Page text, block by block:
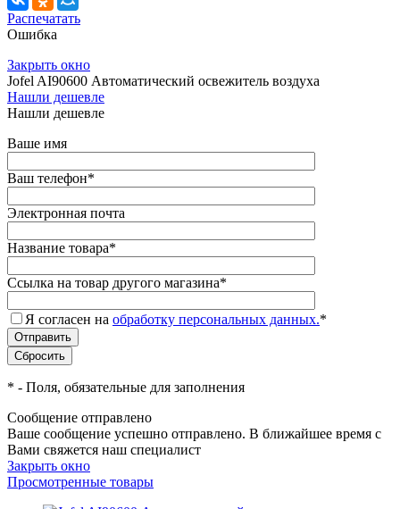
Распечатать
Ошибка
Закрыть окно
Jofel AI90600 Автоматический освежитель воздуха
Нашли дешевле
Нашли дешевле
Ваше имя
Ваш телефон*
Электронная почта
Название товара*
Ссылка на товар другого магазина*
Я согласен на обработку персональных данных.*
* - Поля, обязательные для заполнения
Сообщение отправлено
Ваше сообщение успешно отправлено. В ближайшее время с
Вами свяжется наш специалист
Закрыть окно
Просмотренные товары